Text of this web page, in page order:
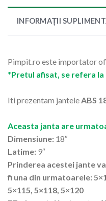
INFORMAȚII
Pimpit.ro este importator
*Pretul afisat, se refera la
Iti prezentam janteleABS
Aceasta janta are
Dimensiune: 18″
Latime: 9″
Prinderea acestei jante
fi una din urmatoarele:
5×115, 5×118, 5×120